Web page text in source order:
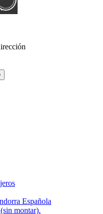
Española
montar).